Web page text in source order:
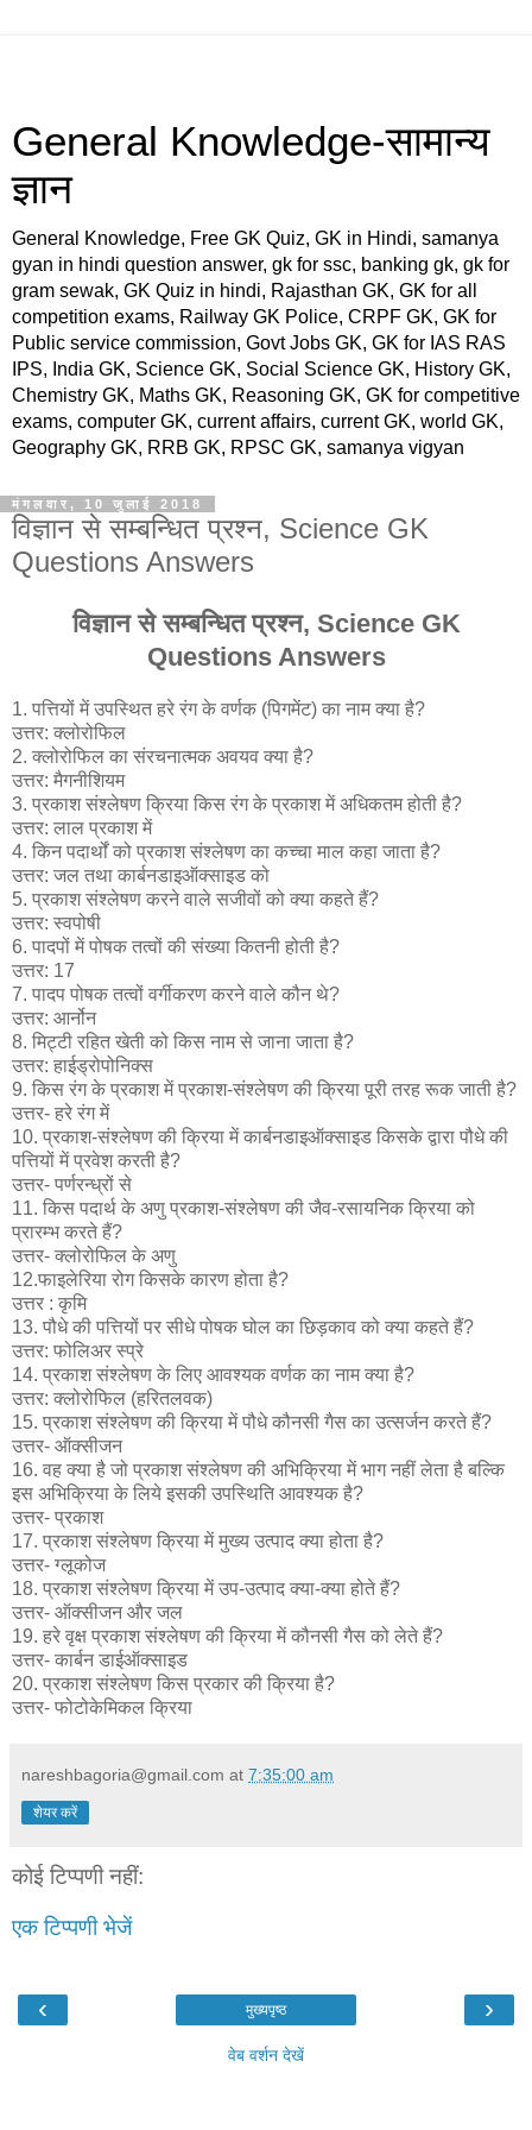
General Knowledge-सामान्य
ज्ञान
General Knowledge, Free GK Quiz, GK in Hindi, samanya
gyan in hindi question answer, gk for ssc, banking gk, gk for
gram sewak, GK Quiz in hindi, Rajasthan GK, GK for all
competition exams, Railway GK Police, CRPF GK, GK for
Public service commission, Govt Jobs GK, GK for IAS RAS
IPS, India GK, Science GK, Social Science GK, History GK,
Chemistry GK, Maths GK, Reasoning GK, GK for competitive
exams, computer GK, current affairs, current GK, world GK,
Geography GK, RRB GK, RPSC GK, samanya vigyan
मंगलवार, 10 जुलाई 2018
विज्ञान से सम्बन्धित प्रश्न, Science GK
Questions Answers
विज्ञान से सम्बन्धित प्रश्न, Science GK
Questions Answers
1. पत्तियों में उपस्थित हरे रंग के वर्णक (पिगमेंट) का नाम क्या है?
उत्तर: क्लोरोफिल
2. क्लोरोफिल का संरचनात्मक अवयव क्या है?
उत्तर: मैगनीशियम
3. प्रकाश संश्लेषण क्रिया किस रंग के प्रकाश में अधिकतम होती है?
उत्तर: लाल प्रकाश में
4. किन पदार्थों को प्रकाश संश्लेषण का कच्चा माल कहा जाता है?
उत्तर: जल तथा कार्बनडाइऑक्साइड को
5. प्रकाश संश्लेषण करने वाले सजीवों को क्या कहते हैं?
उत्तर: स्वपोषी
6. पादपों में पोषक तत्वों की संख्या कितनी होती है?
उत्तर: 17
7. पादप पोषक तत्वों वर्गीकरण करने वाले कौन थे?
उत्तर: आर्नोन
8. मिट्टी रहित खेती को किस नाम से जाना जाता है?
उत्तर: हाईड्रोपोनिक्स
9. किस रंग के प्रकाश में प्रकाश-संश्लेषण की क्रिया पूरी तरह रूक जाती है?
उत्तर- हरे रंग में
10. प्रकाश-संश्लेषण की क्रिया में कार्बनडाइऑक्साइड किसके द्वारा पौधे की
पत्तियों में प्रवेश करती है?
उत्तर- पर्णरन्ध्रों से
11. किस पदार्थ के अणु प्रकाश-संश्लेषण की जैव-रसायनिक क्रिया को
प्रारम्भ करते हैं?
उत्तर- क्लोरोफिल के अणु
12.फाइलेरिया रोग किसके कारण होता है?
उत्तर : कृमि
13. पौधे की पत्तियों पर सीधे पोषक घोल का छिड़काव को क्या कहते हैं?
उत्तर: फोलिअर स्प्रे
14. प्रकाश संश्लेषण के लिए आवश्यक वर्णक का नाम क्या है?
उत्तर: क्लोरोफिल (हरितलवक)
15. प्रकाश संश्लेषण की क्रिया में पौधे कौनसी गैस का उत्सर्जन करते हैं?
उत्तर- ऑक्सीजन
16. वह क्या है जो प्रकाश संश्लेषण की अभिक्रिया में भाग नहीं लेता है बल्कि
इस अभिक्रिया के लिये इसकी उपस्थिति आवश्यक है?
उत्तर- प्रकाश
17. प्रकाश संश्लेषण क्रिया में मुख्य उत्पाद क्या होता है?
उत्तर- ग्लूकोज
18. प्रकाश संश्लेषण क्रिया में उप-उत्पाद क्या-क्या होते हैं?
उत्तर- ऑक्सीजन और जल
19. हरे वृक्ष प्रकाश संश्लेषण की क्रिया में कौनसी गैस को लेते हैं?
उत्तर- कार्बन डाईऑक्साइड
20. प्रकाश संश्लेषण किस प्रकार की क्रिया है?
उत्तर- फोटोकेमिकल क्रिया
nareshbagoria@gmail.com at 7:35:00 am
शेयर करें
कोई टिप्पणी नहीं:
एक टिप्पणी भेजें
‹ ›
मुख्यपृष्ठ
वेब वर्शन देखें